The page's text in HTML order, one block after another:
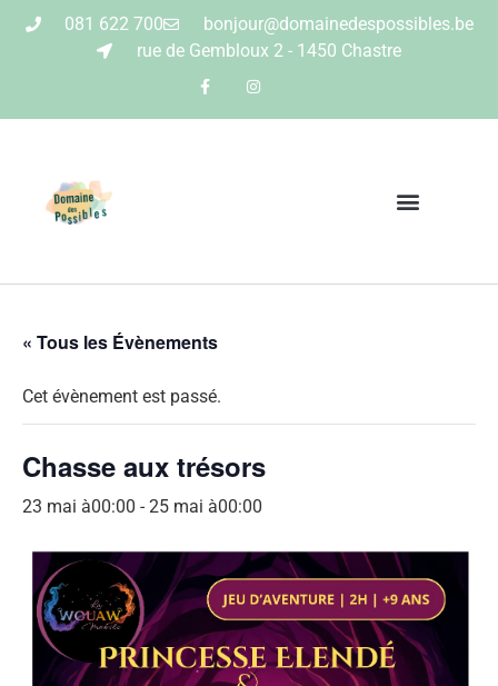
081 622 700
bonjour@domainedespossibles.be
rue de Gembloux 2 - 1450 Chastre
« Tous les Évènements
Cet évènement est passé.
Chasse aux trésors
23 mai à00:00 - 25 mai à00:00